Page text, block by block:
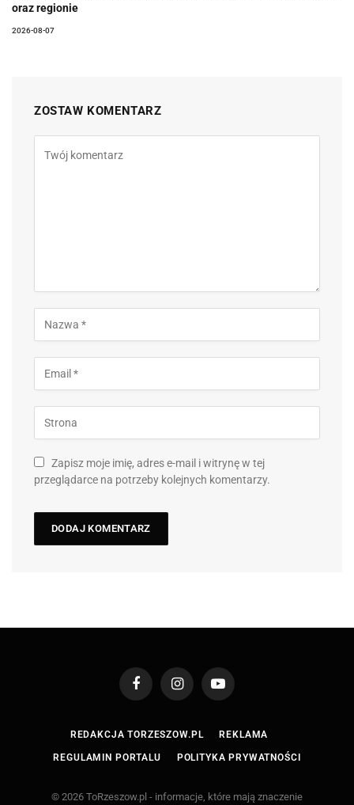
oraz regionie
2026-08-07
ZOSTAW KOMENTARZ
Zapisz moje imię, adres e-mail i witrynę w tej
przeglądarce na potrzeby kolejnych komentarzy.
FacebookInstagramYouTube
REDAKCJA TORZESZOW.PL REKLAMA
REGULAMIN PORTALU POLITYKA PRYWATNOŚCI
© 2026 ToRzeszow.pl - informacje, które mają znaczenie